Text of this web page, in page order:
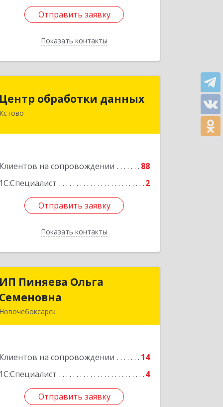
Отправить заявку
Показать контакты
Отправить заявку
Назад
Центр обработки данных
Кстово
Клиентов на сопровождении
88
1С:Специалист
2
Отправить заявку
Показать контакты
Центр обработки данных
607650, Нижегородская обл, Кстово г,
Отправить заявку
Назад
ИП Пиняева Ольга
Семеновна
Новочебоксарск
Клиентов на сопровождении
14
1С:Специалист
4
Отправить заявку
ИП Пиняева Ольга
кв.141
Отправить заявку